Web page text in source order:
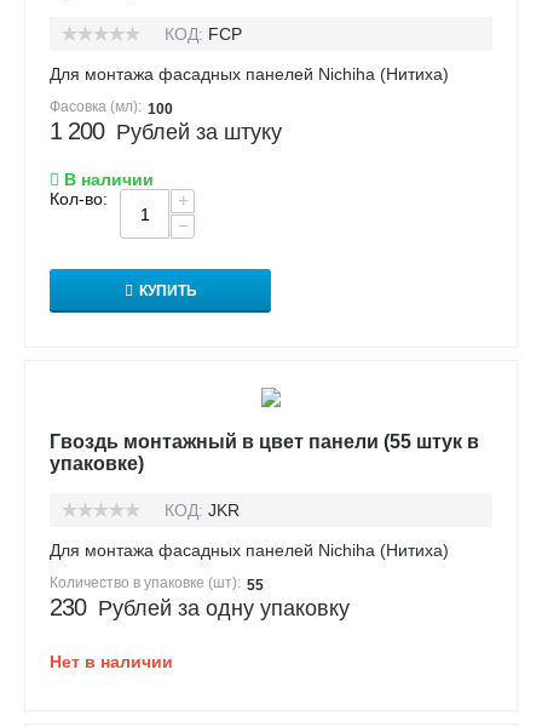
КОД: FCP
Для монтажа фасадных панелей Nichiha (Нитиха)
Фасовка (мл): 100
1 200 Рублей за штуку
В наличии
Кол-во:
+
−
КУПИТЬ
Гвоздь монтажный в цвет панели (55 штук в
упаковке)
КОД: JKR
Для монтажа фасадных панелей Nichiha (Нитиха)
Количество в упаковке (шт): 55
230 Рублей за одну упаковку
Нет в наличии